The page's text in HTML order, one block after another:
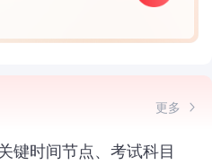
更多
键时间节点、考试科目